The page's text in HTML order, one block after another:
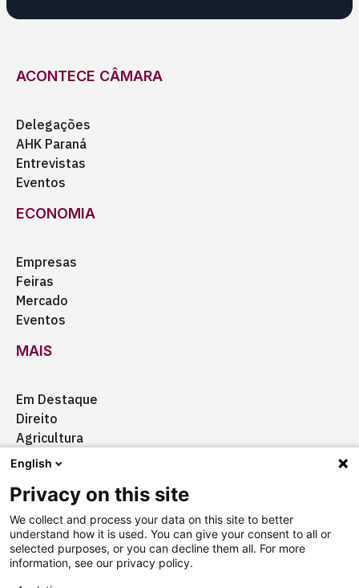
ACONTECE CÂMARA
Delegações
AHK Paraná
Entrevistas
Eventos
ECONOMIA
Empresas
Feiras
Mercado
Eventos
MAIS
Em Destaque
Direito
Agricultura
Certificação
Aquisições
English
Privacy on this site
We collect and process your data on this site to better
understand how it is used. You can give your consent to all or
selected purposes, or you can decline them all. For more
information, see our privacy policy.